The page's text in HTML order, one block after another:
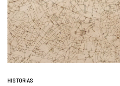
HISTORIAS